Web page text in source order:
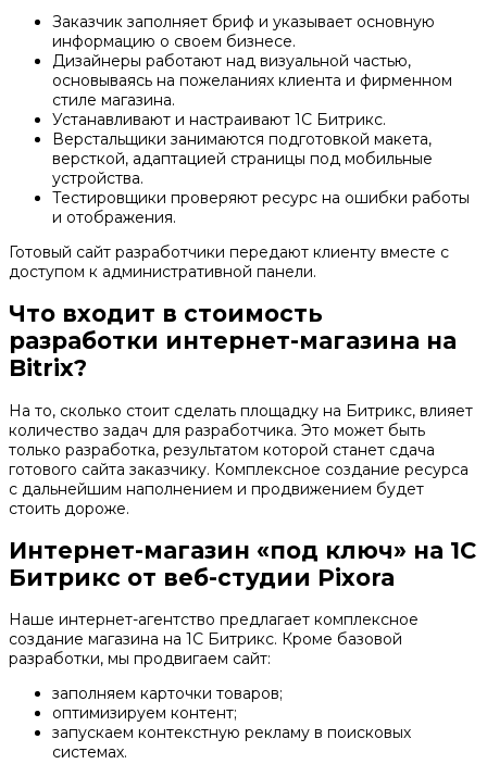
Заказчик заполняет бриф и указывает основную
информацию о своем бизнесе.
Дизайнеры работают над визуальной частью,
основываясь на пожеланиях клиента и фирменном
стиле магазина.
Устанавливают и настраивают 1С Битрикс.
Верстальщики занимаются подготовкой макета,
версткой, адаптацией страницы под мобильные
устройства.
Тестировщики проверяют ресурс на ошибки работы
и отображения.
Готовый сайт разработчики передают клиенту вместе с
доступом к административной панели.
Что входит в стоимость
разработки интернет-магазина на
Bitrix?
На то, сколько стоит сделать площадку на Битрикс, влияет
количество задач для разработчика. Это может быть
только разработка, результатом которой станет сдача
готового сайта заказчику. Комплексное создание ресурса
с дальнейшим наполнением и продвижением будет
стоить дороже.
Интернет-магазин «под ключ» на 1С
Битрикс от веб-студии Pixora
Наше интернет-агентство предлагает комплексное
создание магазина на 1С Битрикс. Кроме базовой
разработки, мы продвигаем сайт:
заполняем карточки товаров;
оптимизируем контент;
запускаем контекстную рекламу в поисковых
системах.